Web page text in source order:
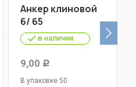
Анкер клиновой
6/ 65
в наличии
9,00 Р
В упаковке 50